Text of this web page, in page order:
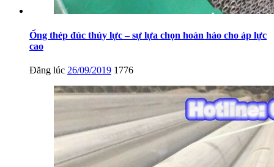
Ống thép đúc thủy lực – sự lựa chọn hoàn hảo cho áp lực
cao
Đăng lúc 26/09/2019 1776